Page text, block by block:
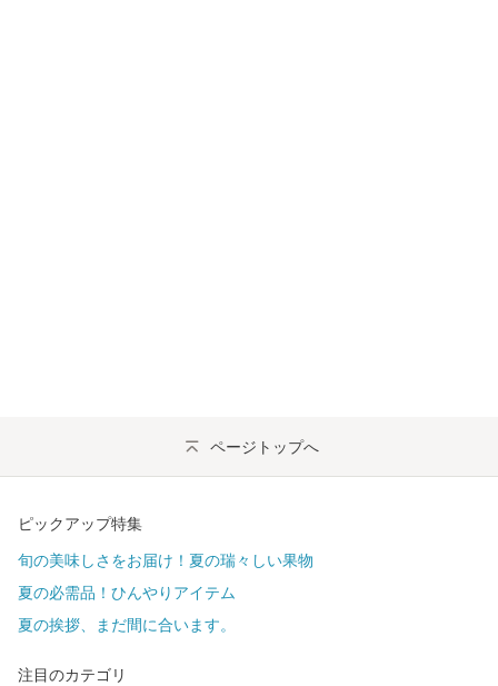
ページトップへ
ピックアップ特集
旬の美味しさをお届け！夏の瑞々しい果物
夏の必需品！ひんやりアイテム
夏の挨拶、まだ間に合います。
注目のカテゴリ